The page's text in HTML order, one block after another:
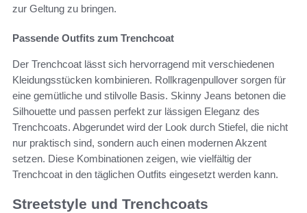
zur Geltung zu bringen.
Passende Outfits zum Trenchcoat
Der Trenchcoat lässt sich hervorragend mit verschiedenen
Kleidungsstücken kombinieren. Rollkragenpullover sorgen für
eine gemütliche und stilvolle Basis. Skinny Jeans betonen die
Silhouette und passen perfekt zur lässigen Eleganz des
Trenchcoats. Abgerundet wird der Look durch Stiefel, die nicht
nur praktisch sind, sondern auch einen modernen Akzent
setzen. Diese Kombinationen zeigen, wie vielfältig der
Trenchcoat in den täglichen Outfits eingesetzt werden kann.
Streetstyle und Trenchcoats